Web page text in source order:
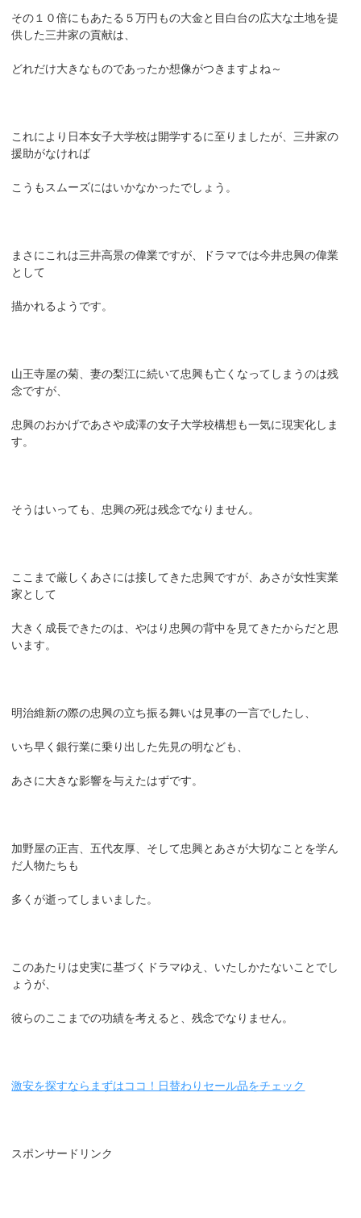
その１０倍にもあたる５万円もの大金と目白台の広大な土地を提
供した三井家の貢献は、
どれだけ大きなものであったか想像がつきますよね～
これにより日本女子大学校は開学するに至りましたが、三井家の
援助がなければ
こうもスムーズにはいかなかったでしょう。
まさにこれは三井高景の偉業ですが、ドラマでは今井忠興の偉業
として
描かれるようです。
山王寺屋の菊、妻の梨江に続いて忠興も亡くなってしまうのは残
念ですが、
忠興のおかげであさや成澤の女子大学校構想も一気に現実化しま
す。
そうはいっても、忠興の死は残念でなりません。
ここまで厳しくあさには接してきた忠興ですが、あさが女性実業
家として
大きく成長できたのは、やはり忠興の背中を見てきたからだと思
います。
明治維新の際の忠興の立ち振る舞いは見事の一言でしたし、
いち早く銀行業に乗り出した先見の明なども、
あさに大きな影響を与えたはずです。
加野屋の正吉、五代友厚、そして忠興とあさが大切なことを学ん
だ人物たちも
多くが逝ってしまいました。
このあたりは史実に基づくドラマゆえ、いたしかたないことでし
ょうが、
彼らのここまでの功績を考えると、残念でなりません。
激安を探すならまずはココ！日替わりセール品をチェック
スポンサードリンク